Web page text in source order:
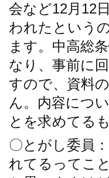
会など12月12
われたという
ます。中高総
なり、事前に
すので、資料
ん。内容につ
とを求めてる
〇とがし委員
れてるってこ